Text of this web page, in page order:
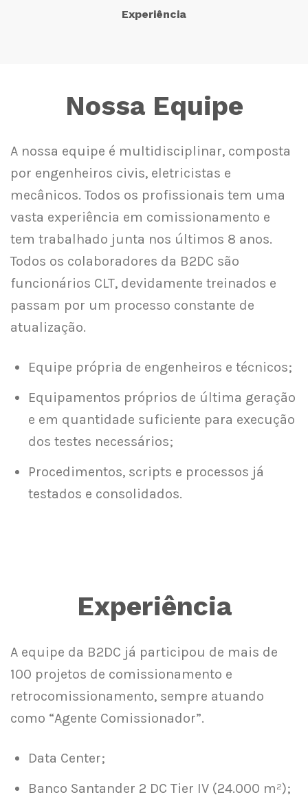
Experiência
Nossa Equipe
A nossa equipe é multidisciplinar, composta
por engenheiros civis, eletricistas e
mecânicos. Todos os profissionais tem uma
vasta experiência em comissionamento e
tem trabalhado junta nos últimos 8 anos.
Todos os colaboradores da B2DC são
funcionários CLT, devidamente treinados e
passam por um processo constante de
atualização.
Equipe própria de engenheiros e técnicos;
Equipamentos próprios de última geração
e em quantidade suficiente para execução
dos testes necessários;
Procedimentos, scripts e processos já
testados e consolidados.
Experiência
A equipe da B2DC já participou de mais de
100 projetos de comissionamento e
retrocomissionamento, sempre atuando
como “Agente Comissionador”.
Data Center;
Banco Santander 2 DC Tier IV (24.000 m²);